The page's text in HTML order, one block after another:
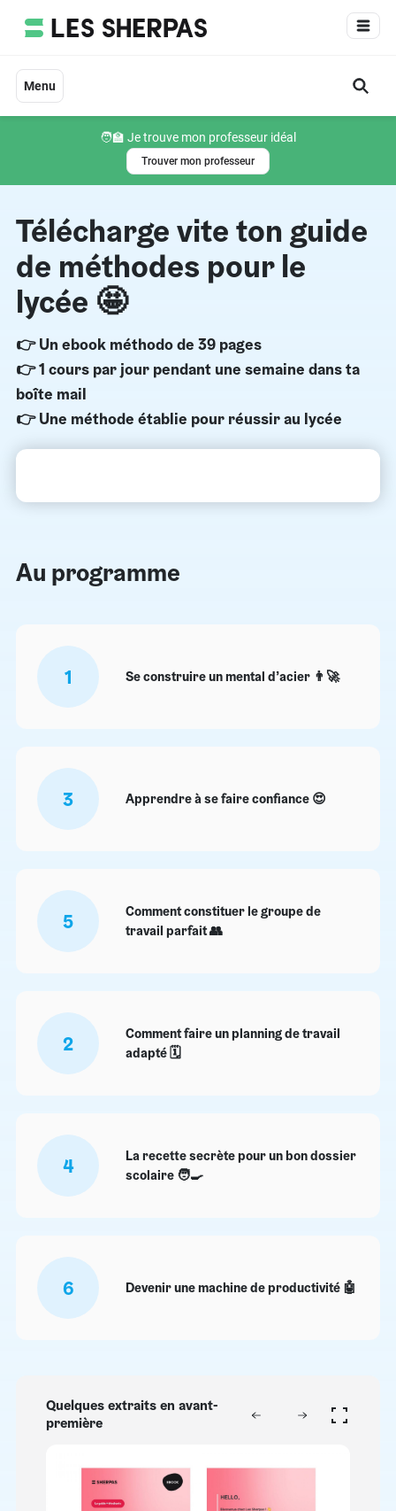
Menu
🧑‍🏫 Je trouve mon professeur idéal
Trouver mon professeur
Télécharge vite ton guide
de méthodes pour le
lycée 🤩
👉 Un ebook méthodo de 39 pages
👉 1 cours par jour pendant une semaine dans ta
boîte mail
👉 Une méthode établie pour réussir au lycée
Au programme
1 Se construire un mental d’acier 👨‍🚀
3 Apprendre à se faire confiance 😍
5
Comment constituer le groupe de
travail parfait 👥
2
Comment faire un planning de travail
adapté 🗓️
4
La recette secrète pour un bon dossier
scolaire 🧑‍🍳
6 Devenir une machine de productivité 🤖
Quelques extraits en avant-
première